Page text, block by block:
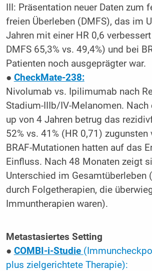
III: Präsentation neuer Daten zum
freien Überleben (DMFS), das im
Jahren mit einer HR 0,6
DMFS 65,3% vs. 49,4%) und bei
Patienten noch ausgeprägter war.
● CheckMate-238:
Nivolumab vs. Ipilimumab nach
Stadium-IIIb/IV-Melanomen.
up von 4 Jahren betrug das
52% vs. 41% (HR 0,71)
BRAF-Mutationen hatten auf das
Einfluss. Nach 48 Monaten zeigt
Unterschied im Gesamtüberleben
durch Folgetherapien, die
Immuntherapien waren).
Metastasiertes Setting
● COMBI-i-Studie
plus zielgerichtete Therapie):